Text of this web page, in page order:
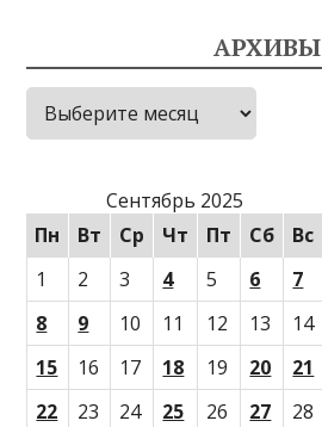
АРХИВЫ
Архивы
Сентябрь 2025
Пн
Вт Ср Чт Пт Сб
Вс
1
2 3 4 5 6
7
8
9 10 11 12 13
14
15
16 17 18 19 20
21
22
23 24 25 26 27
28